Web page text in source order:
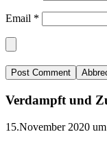
Email *
Verdampft und
15.November 2020